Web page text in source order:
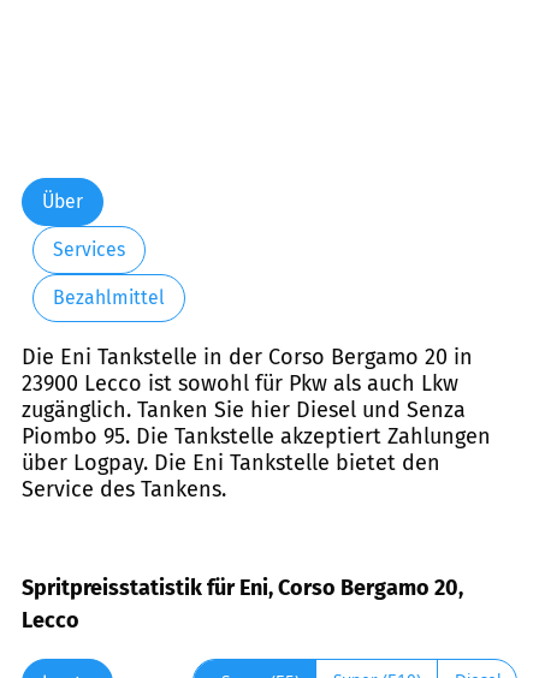
Über
Services
Bezahlmittel
Die Eni Tankstelle in der Corso Bergamo 20 in
23900 Lecco ist sowohl für Pkw als auch Lkw
zugänglich. Tanken Sie hier Diesel und Senza
Piombo 95. Die Tankstelle akzeptiert Zahlungen
über Logpay. Die Eni Tankstelle bietet den
Service des Tankens.
Spritpreisstatistik für Eni, Corso Bergamo 20,
Lecco